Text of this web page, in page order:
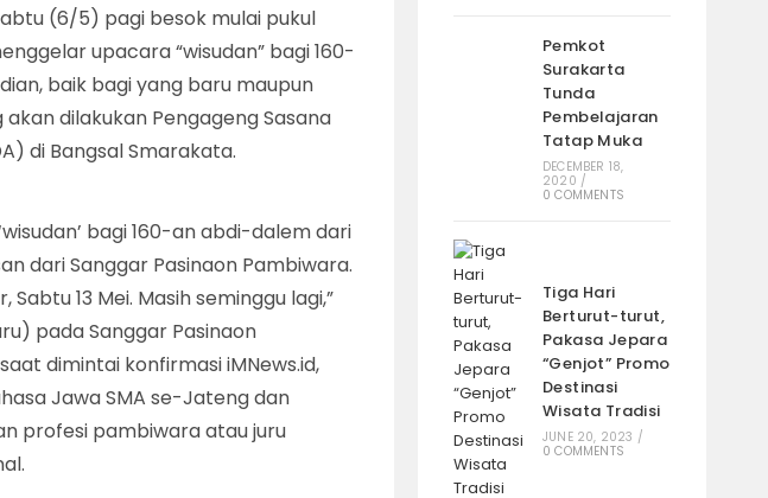
(6/5) pagi besok mulai pukul
upacara “wisudan” bagi 160-
baik bagi yang baru maupun
dilakukan Pengageng Sasana
di Bangsal Smarakata.
bagi 160-an abdi-dalem dari
dari Sanggar Pasinaon Pambiwara.
13 Mei. Masih seminggu lagi,”
pada Sanggar Pasinaon
dimintai konfirmasi iMNews.id,
Jawa SMA se-Jateng dan
profesi pambiwara atau juru
Pemkot
Surakarta
Tunda
Pembelajaran
Tatap Muka
DECEMBER 18,
2020 /
0 COMMENTS
Tiga Hari
Berturut-turut,
Pakasa Jepara
“Genjot” Promo
Destinasi
Wisata Tradisi
JUNE 20, 2023 /
0 COMMENTS